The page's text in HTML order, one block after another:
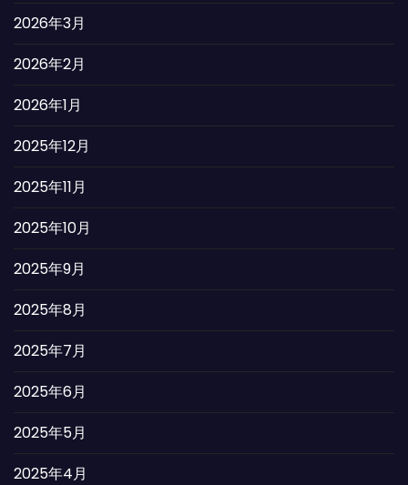
2026年3月
2026年2月
2026年1月
2025年12月
2025年11月
2025年10月
2025年9月
2025年8月
2025年7月
2025年6月
2025年5月
2025年4月